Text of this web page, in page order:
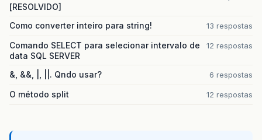
[RESOLVIDO]
Como converter inteiro para string! 13 respostas
Comando SELECT para selecionar intervalo de
data SQL SERVER
12 respostas
&, &&, |, ||. Qndo usar? 6 respostas
O método split 12 respostas